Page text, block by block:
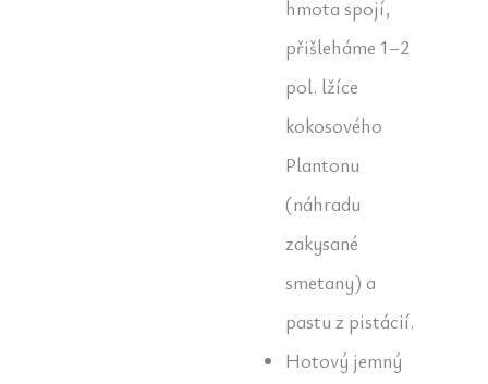
hmota spojí,
přišleháme 1–2
pol. lžíce
kokosového
Plantonu
(náhradu
zakysané
smetany) a
pastu z pistácií.
Hotový jemný